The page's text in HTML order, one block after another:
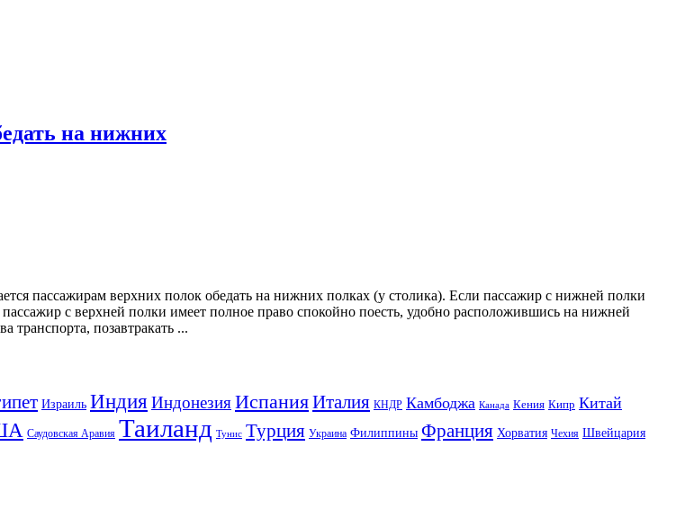
на нижних
пассажирам верхних полок обедать на нижних полках (у столика). Если пассажир с нижней полки
с верхней полки имеет полное право спокойно поесть, удобно расположившись на нижней
транспорта, позавтракать ...
Израиль Индия ИндонезияИспанияИталия КНДР Камбоджа Канада Кения Кипр Китай
Саудовская Аравия Таиланд Тунис Турция Украина Филиппины Франция Хорватия Чехия Швейцария